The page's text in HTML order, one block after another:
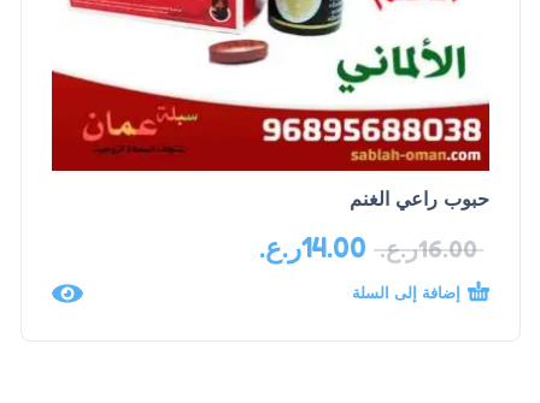
حبوب راعي الغنم
16.00ر.ع. 14.00ر.ع.
إضافة إلى السلة